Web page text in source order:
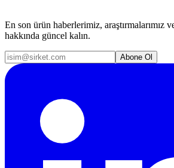
En son ürün haberlerimiz, araştırmalarımız
hakkında güncel kalın.
Abone Ol